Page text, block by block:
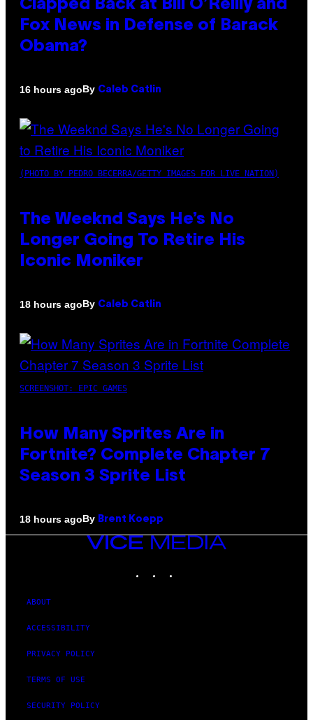
Clapped Back at Bill O’Reilly and
Fox News in Defense of Barack
Obama?
16 hours agoBy Caleb Catlin
(PHOTO BY PEDRO BECERRA/GETTY IMAGES FOR LIVE NATION)
The Weeknd Says He’s No
Longer Going To Retire His
Iconic Moniker
18 hours agoBy Caleb Catlin
SCREENSHOT: EPIC GAMES
How Many Sprites Are in
Fortnite? Complete Chapter 7
Season 3 Sprite List
18 hours agoBy Brent Koepp
VICE
ABOUT
ACCESSIBILITY
PRIVACY POLICY
TERMS OF USE
SECURITY POLICY